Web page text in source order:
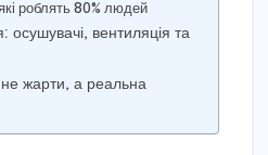
роблять 80% людей
осушувачі, вентиляція та
не жарти, а реальна